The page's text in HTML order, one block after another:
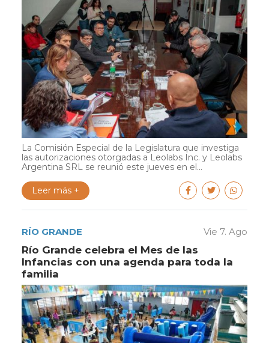
La Comisión Especial de la Legislatura que investiga
las autorizaciones otorgadas a Leolabs Inc. y Leolabs
Argentina SRL se reunió este jueves en el...
Leer más +
RÍO GRANDE Vie 7. Ago
Río Grande celebra el Mes de las
Infancias con una agenda para toda la
familia